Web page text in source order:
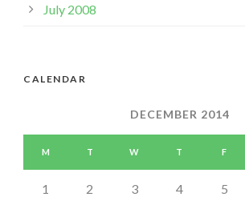
July 2008
CALENDAR
DECEMBER 2014
M T W T F
1 2 3 4 5